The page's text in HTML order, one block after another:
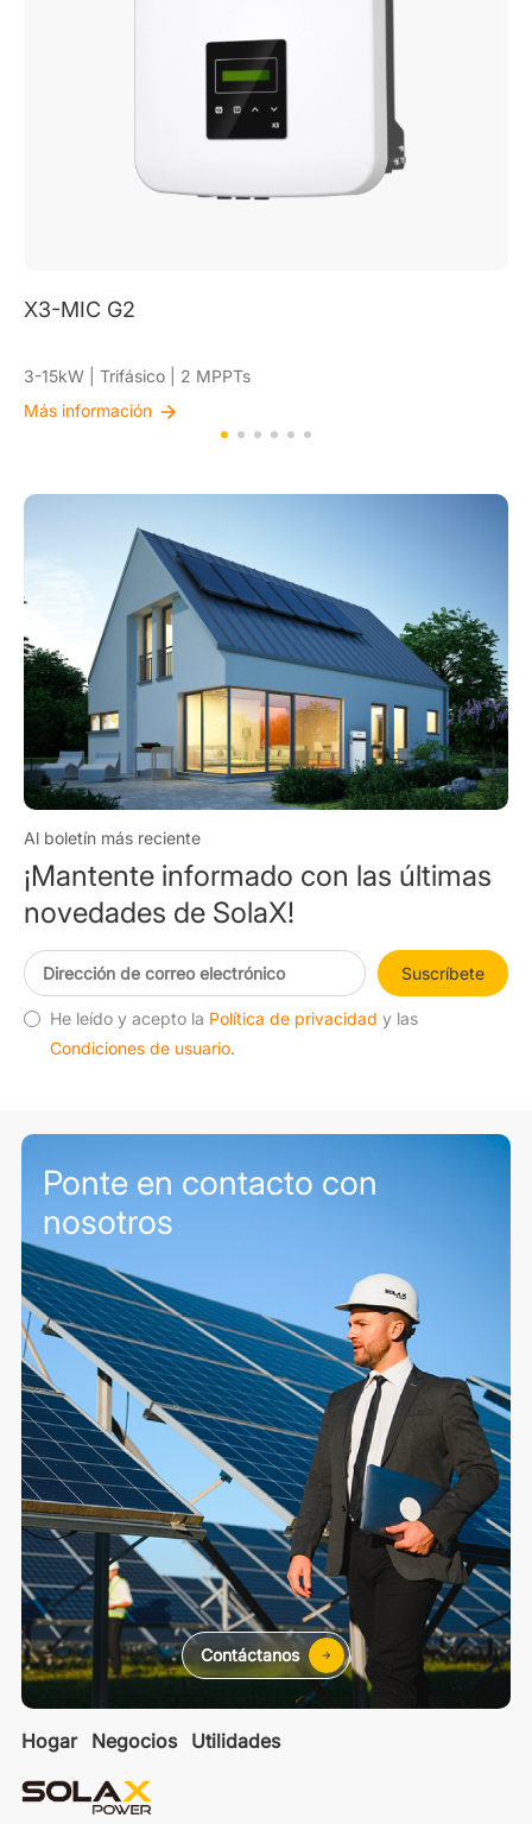
X1-BOOST G4
2.5-6kW | Monofásico | 2 MPPTs
Más información
Al boletín más reciente
¡Mantente informado con las últimas
novedades de SolaX!
Suscríbete
He leído y acepto la Política de privacidad y las
Condiciones de usuario.
Hogar Negocios Utilidades
Ponte en contacto con
nosotros
Contáctanos